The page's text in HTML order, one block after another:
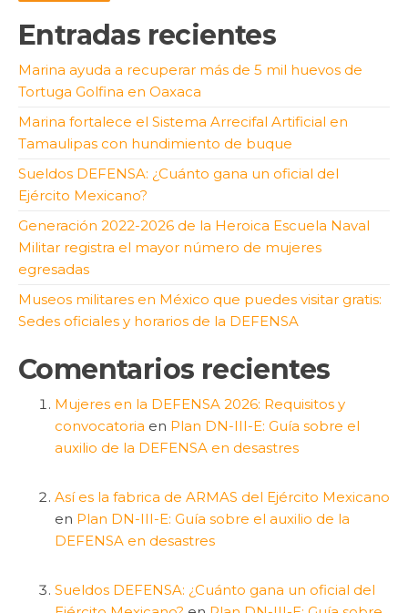
Entradas recientes
Marina ayuda a recuperar más de 5 mil huevos de
Tortuga Golfina en Oaxaca
Marina fortalece el Sistema Arrecifal Artificial en
Tamaulipas con hundimiento de buque
Sueldos DEFENSA: ¿Cuánto gana un oficial del
Ejército Mexicano?
Generación 2022-2026 de la Heroica Escuela Naval
Militar registra el mayor número de mujeres
egresadas
Museos militares en México que puedes visitar gratis:
Sedes oficiales y horarios de la DEFENSA
Comentarios recientes
Mujeres en la DEFENSA 2026: Requisitos y
convocatoria en Plan DN-III-E: Guía sobre el
auxilio de la DEFENSA en desastres
Así es la fabrica de ARMAS del Ejército Mexicano
en Plan DN-III-E: Guía sobre el auxilio de la
DEFENSA en desastres
Sueldos DEFENSA: ¿Cuánto gana un oficial del